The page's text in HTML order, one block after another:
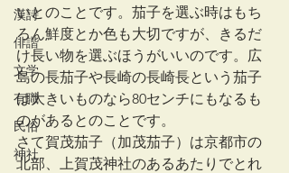
漢詩
俳諧
文学
有職
民俗
神社
いとのことです。茄子を選ぶ時はもち
ろん鮮度とか色も大切ですが、きるだ
け長い物を選ぶほうがいいのです。広
島の長茄子や長崎の長崎長という茄子
は大きいものなら80センチにもなるも
のがあるとのことです。
さて賀茂茄子（加茂茄子）は京都市の
北部、上賀茂神社のあるあたりでとれ